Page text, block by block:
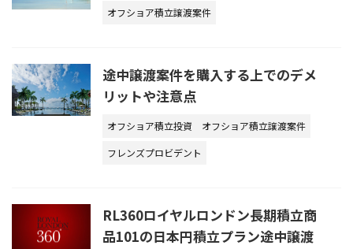
オフショア積立譲渡案件
途中譲渡案件を購入する上でのデメ
リットや注意点
オフショア積立投資
オフショア積立譲渡案件
フレンズプロビデント
RL360ロイヤルロンドン長期積立商
品101の日本円積立プラン途中譲渡